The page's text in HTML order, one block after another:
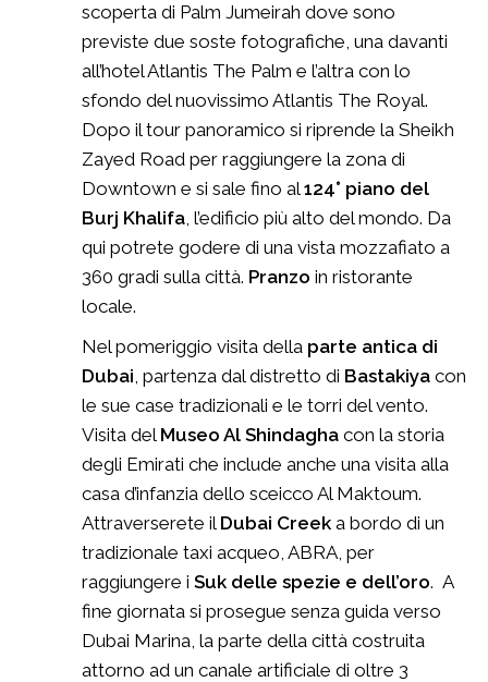
scoperta di Palm Jumeirah dove sono
previste due soste fotografiche, una davanti
all’hotel Atlantis The Palm e l’altra con lo
sfondo del nuovissimo Atlantis The Royal.
Dopo il tour panoramico si riprende la Sheikh
Zayed Road per raggiungere la zona di
Downtown e si sale fino al124° piano del
Burj Khalifa, l’edificio più alto del mondo. Da
qui potrete godere di una vista mozzafiato a
360 gradi sulla città. Pranzo in ristorante
locale.
Nel pomeriggio visita della parte antica di
Dubai, partenza dal distretto di Bastakiya con
le sue case tradizionali e le torri del vento.
Visita del Museo Al Shindagha con la storia
degli Emirati che include anche una visita alla
casa d’infanzia dello sceicco Al Maktoum.
Attraverserete il Dubai Creek a bordo di un
tradizionale taxi acqueo, ABRA, per
raggiungere i Suk delle spezie e dell’oro. A
fine giornata si prosegue senza guida verso
Dubai Marina, la parte della città costruita
attorno ad un canale artificiale di oltre 3